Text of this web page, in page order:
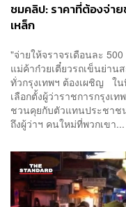
ชมคลิป: ราคาที่ต้องจ่า
เหล็ก
"จ่ายให้จราจรเดือนละ
แม่ค้าก๋วยเตี๋ยวรถเข็นย่า
ทั่วกรุงเทพฯ ต้องเผชิญ ใ
เลือกตั้งผู้ว่าราชการกรุงเ
ชวนคุยกับตัวแทนประชาช
ถึงผู้ว่าฯ คนใหม่ที่พวกเขา...